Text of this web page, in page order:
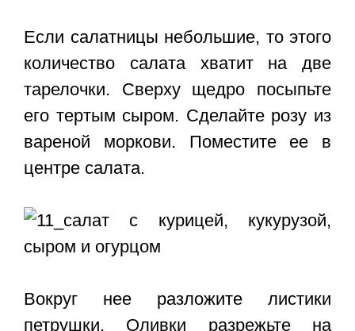
Если салатницы небольшие, то этого
количество салата хватит на две
тарелочки. Сверху щедро посыпьте
его тертым сыром. Сделайте розу из
вареной моркови. Поместите ее в
центре салата.
Вокруг нее разложите листики
петрушки. Оливки разрежьте на